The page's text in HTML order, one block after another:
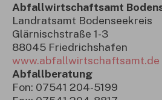
Abfallwirtschaftsamt
Landratsamt Bodenseekreis
Glärnischstraße 1-3
88045 Friedrichshafen
www.abfallwirtschaftsamt.de
Abfallberatung
Fon: 07541 204-5199